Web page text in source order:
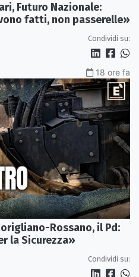
Futuro Nazionale:
fatti, non passerelle»
Condividi su:
18 ore fa
Rossano, il Pd:
la Sicurezza»
Condividi su: